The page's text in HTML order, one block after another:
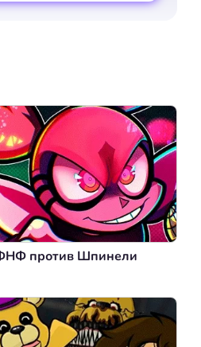
Коментировать
против Шпинели